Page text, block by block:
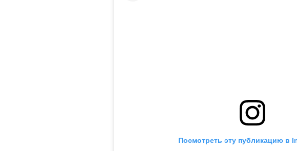
Посмотреть эту публикацию в